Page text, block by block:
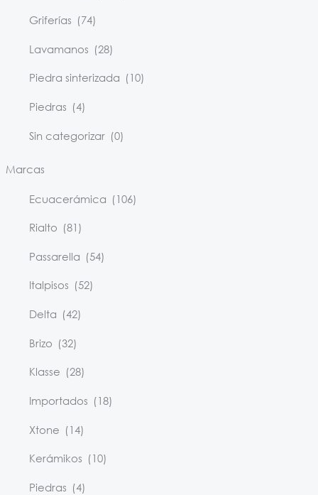
Griferías (74)
Lavamanos (28)
Piedra sinterizada (10)
Piedras (4)
Sin categorizar (0)
Marcas
Ecuacerámica (106)
Rialto (81)
Passarella (54)
Italpisos (52)
Delta (42)
Brizo (32)
Klasse (28)
Importados (18)
Xtone (14)
Kerámikos (10)
Piedras (4)